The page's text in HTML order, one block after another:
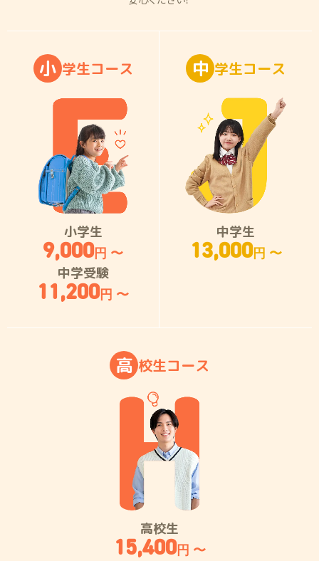
小 学生コース
小学生
9,000円 〜
中学受験
11,200円 〜
中 学生コース
中学生
13,000円 〜
高 校生コース
高校生
15,400円 〜